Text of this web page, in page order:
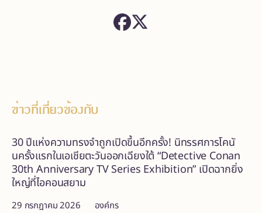
ข่าวที่เกี่ยวข้องกับ
29 กรกฎาคม 2026 องค์กร
30 ปีแห่งความทรงจำถูกเปิดขึ้นอีกครั้ง! นิทรรศการโคนั
นครั้งแรกในเอเชียตะวันออกเฉียงใต้ “Detective Conan
30th Anniversary TV Series Exhibition” เปิดฉากยิ่ง
ใหญ่ที่ไอคอนสยาม